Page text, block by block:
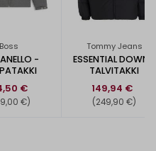
Boss
-
€
€)
Tommy Jeans
ESSENTIAL DOWN -
TALVITAKKI
149,94 €
(249,90 €)